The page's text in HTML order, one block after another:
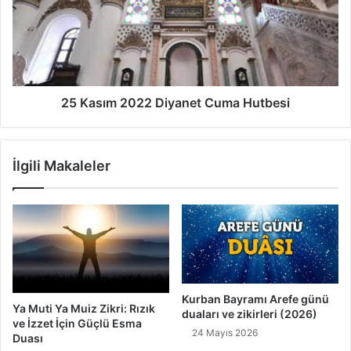
2
C
u
s
i
m
2
0
e
t
u
H
u
25 Kasım 2022 Diyanet Cuma Hutbesi
İlgili Makaleler
Ya Muti Ya Muiz Zikri: Rızık
ve İzzet İçin Güçlü Esma
Duası
Kurban Bayramı Arefe günü
duaları ve zikirleri (2026)
24 Mayıs 2026